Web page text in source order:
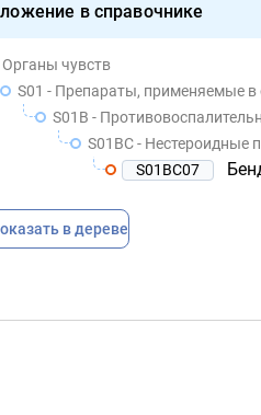
в справочнике
Органы чувств
S01 - Препараты, применяемые в
S01B -
S01BC - Нестероидные
S01BC07
в дереве